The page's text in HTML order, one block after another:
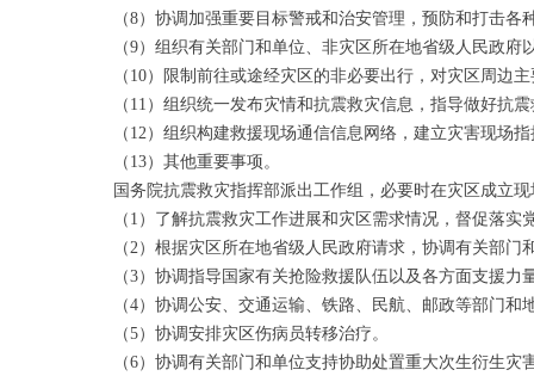
（8）协调加强重要目标警戒和治安管理，预防和打击
（9）组织有关部门和单位、非灾区所在地省级人民政
（10）限制前往或途经灾区的非必要出行，对灾区周边
（11）组织统一发布灾情和抗震救灾信息，指导做好抗
（12）组织构建救援现场通信信息网络，建立灾害现场
（13）其他重要事项。
国务院抗震救灾指挥部派出工作组，必要时在灾区成立
（1）了解抗震救灾工作进展和灾区需求情况，督促落
（2）根据灾区所在地省级人民政府请求，协调有关部门
（3）协调指导国家有关抢险救援队伍以及各方面支援力
（4）协调公安、交通运输、铁路、民航、邮政等部门和
（5）协调安排灾区伤病员转移治疗。
（6）协调有关部门和单位支持协助处置重大次生衍生灾